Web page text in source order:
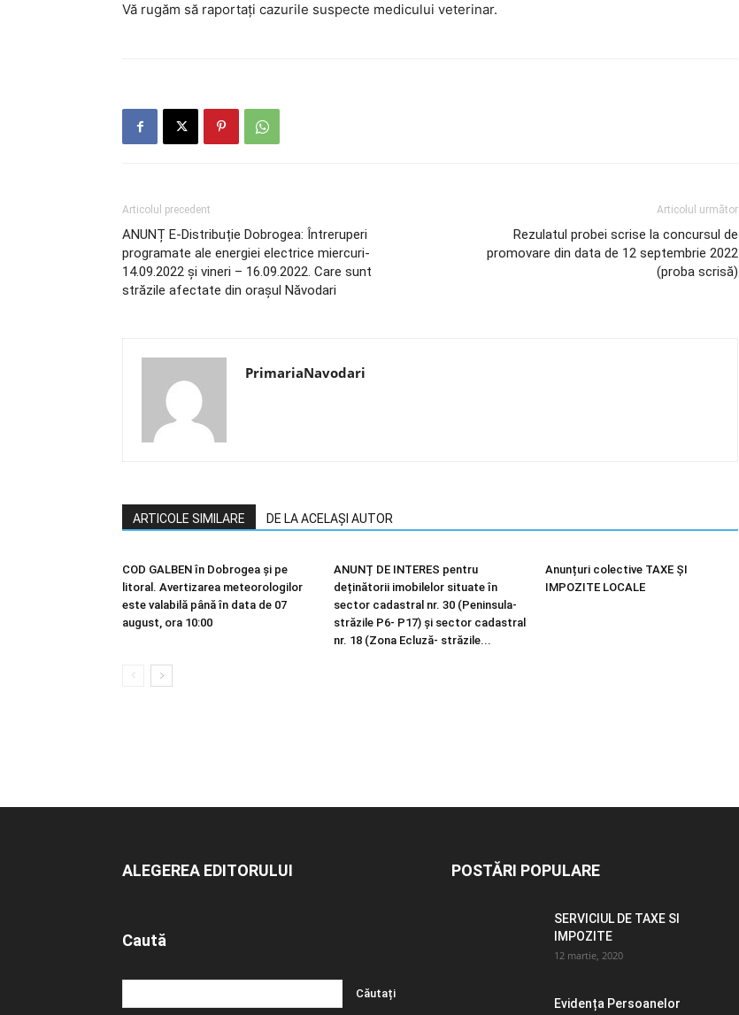
Vă rugăm să raportați cazurile suspecte medicului veterinar.
Articolul precedent
ANUNȚ E-Distribuție Dobrogea: Întreruperi
programate ale energiei electrice miercuri-
14.09.2022 și vineri – 16.09.2022. Care sunt
străzile afectate din orașul Năvodari
Articolul următor
Rezulatul probei scrise la concursul de
promovare din data de 12 septembrie 2022
(proba scrisă)
PrimariaNavodari
ARTICOLE SIMILARE DE LA ACELAȘI AUTOR
COD GALBEN în Dobrogea și pe
litoral. Avertizarea meteorologilor
este valabilă până în data de 07
august, ora 10:00
ANUNȚ DE INTERES pentru
deținătorii imobilelor situate în
sector cadastral nr. 30 (Peninsula-
străzile P6- P17) și sector cadastral
nr. 18 (Zona Ecluză- străzile...
Anunțuri colective TAXE ȘI
IMPOZITE LOCALE
ALEGEREA EDITORULUI
Caută
POSTĂRI POPULARE
SERVICIUL DE TAXE SI
IMPOZITE
12 martie, 2020
Evidența Persoanelor